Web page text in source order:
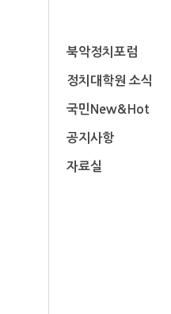
북악정치포럼
정치대학원 소식
국민New&Hot
공지사항
자료실